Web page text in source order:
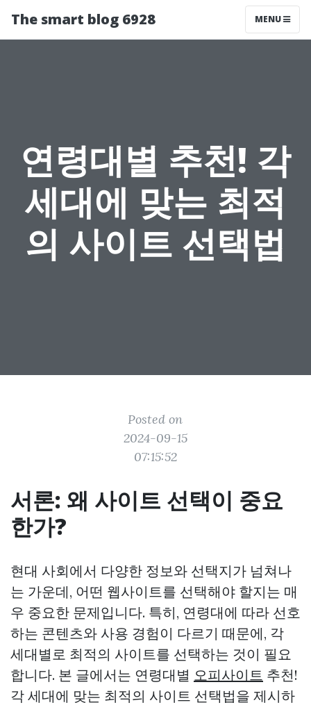
The smart blog 6928 MENU
연령대별 추천! 각
세대에 맞는 최적
의 사이트 선택법
Posted on
2024-09-15
07:15:52
서론: 왜 사이트 선택이 중요
한가?
현대 사회에서 다양한 정보와 선택지가 넘쳐나
는 가운데, 어떤 웹사이트를 선택해야 할지는 매
우 중요한 문제입니다. 특히, 연령대에 따라 선호
하는 콘텐츠와 사용 경험이 다르기 때문에, 각
세대별로 최적의 사이트를 선택하는 것이 필요
합니다. 본 글에서는 연령대별 오피사이트 추천!
각 세대에 맞는 최적의 사이트 선택법을 제시하